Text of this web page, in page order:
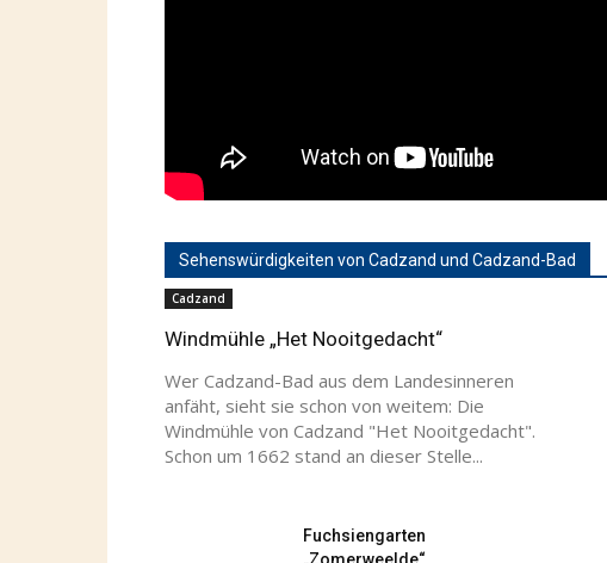
Sehenswürdigkeiten von Cadzand und Cadzand-Bad
Cadzand
Windmühle „Het Nooitgedacht“
Wer Cadzand-Bad aus dem Landesinneren
anfäht, sieht sie schon von weitem: Die
Windmühle von Cadzand "Het Nooitgedacht".
Schon um 1662 stand an dieser Stelle...
Fuchsiengarten
„Zomerweelde“